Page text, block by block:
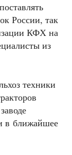
России, так
КФХ на
из
техники
в ближайшее